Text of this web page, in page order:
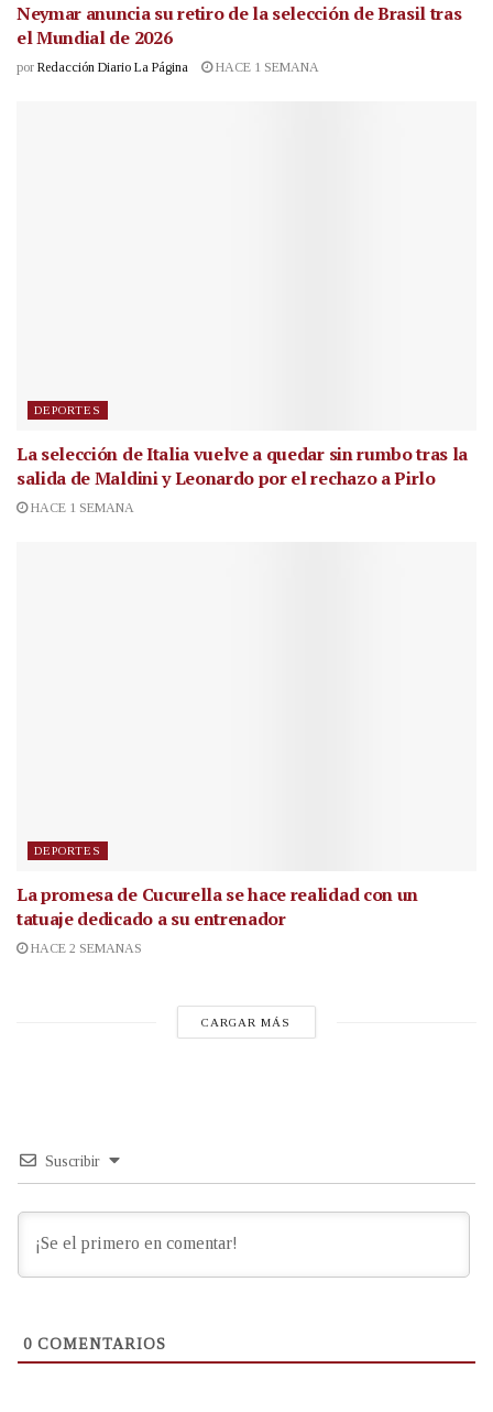
Neymar anuncia su retiro de la selección de Brasil tras
el Mundial de 2026
por Redacción Diario La Página HACE 1 SEMANA
DEPORTES
La selección de Italia vuelve a quedar sin rumbo tras la
salida de Maldini y Leonardo por el rechazo a Pirlo
HACE 1 SEMANA
DEPORTES
La promesa de Cucurella se hace realidad con un
tatuaje dedicado a su entrenador
HACE 2 SEMANAS
CARGAR MÁS
Suscribir
0 COMENTARIOS